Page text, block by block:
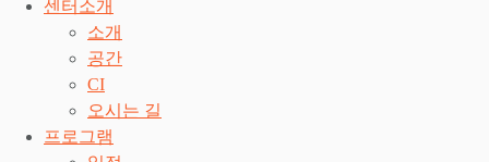
센터소개
소개
공간
CI
오시는 길
프로그램